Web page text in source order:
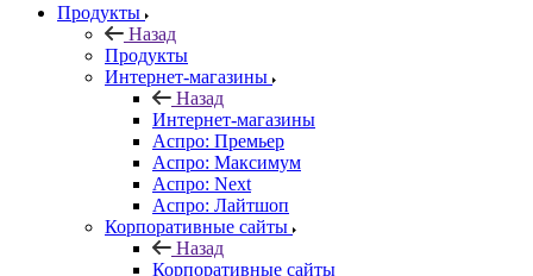
Продукты
Назад
Продукты
Интернет-магазины
Назад
Интернет-магазины
Аспро: Премьер
Аспро: Максимум
Аспро: Next
Аспро: Лайтшоп
Корпоративные сайты
Назад
Корпоративные сайты